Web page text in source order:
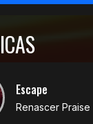
Escape
Renascer Praise